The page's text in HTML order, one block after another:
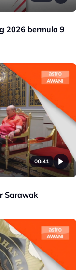
2026 bermula 9
00:41
Sarawak